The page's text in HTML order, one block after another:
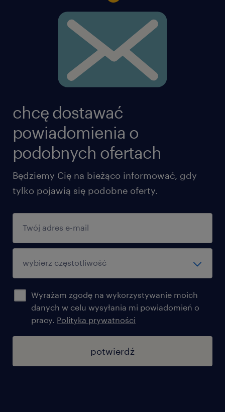
chcę dostawać
powiadomienia o
podobnych ofertach
Będziemy Cię na bieżąco informować, gdy
tylko pojawią się podobne oferty.
Wyrażam zgodę na wykorzystywanie moich
danych w celu wysyłania mi powiadomień o
pracy. Polityka prywatności
potwierdź